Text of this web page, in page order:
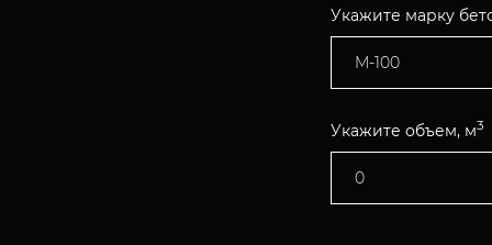
Укажите марку
Укажите объем, м3